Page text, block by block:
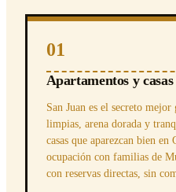
01
Apartamentos y
San Juan es el secreto
limpias, arena dorada y
casas que aparezcan bien en
ocupación con familias de
con reservas directas, sin